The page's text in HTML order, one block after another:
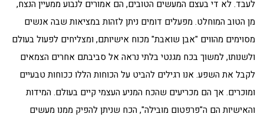
לעבד. לא די בעצם המעשים הטובים, הם אמורים לנבוע ממעיין הנצח,
מן הטוב המוחלט. מפעלים דומים ניתן לזהות במציאות שבה אנשים
מסוימים מהווים "אבן שואבת" מכוח אישיותם, ומצליחים לפעול בעולם
ולשנותו, למשוך בכח מגנטי בלתי נראה אל סביבתם אחרים הצמאים
לקבל את השפע. אנו רגילים להביט על הכוחות הללו ככוחות טבעיים
ומוכרים. אך הם מכריעים שהכח המניע העצמי קיים בעולם. המידות
והאישיות הם ה"פרפטום מובילה", הכח שניתן להפיק ממנו מעשים